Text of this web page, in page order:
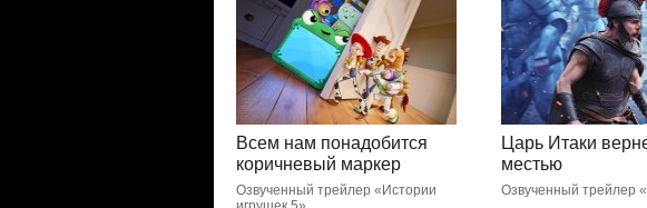
Всем нам понадобится
коричневый маркер
Озвученный трейлер «Истории
Царь Итаки
местью
Озвученный трейлер